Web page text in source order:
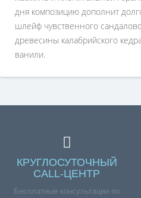
дня композицию дополнит
шлейф чувственного
древесины калабрийского
ванили.
КРУГЛОСУТОЧНЫЙ
CALL-ЦЕНТР
Бесплатные консультации по